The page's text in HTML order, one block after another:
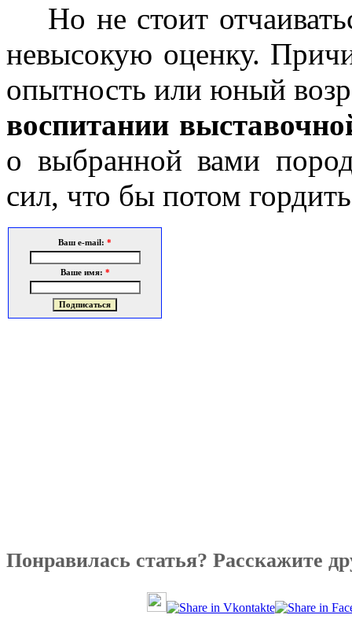
Но не стоит
невысокую оценку.
опытность или юный
воспитании
о выбранной вами
сил, что бы потом
Ваш e-mail: *
Ваше имя: *
Понравилась статья? Расскажите